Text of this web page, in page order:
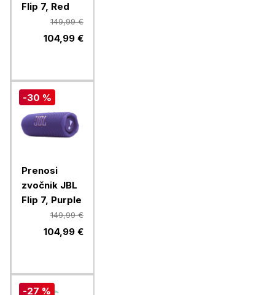
Flip 7, Red
149,99 €
104,99 €
-30 %
Prenosi
zvočnik JBL
Flip 7, Purple
149,99 €
104,99 €
-27 %